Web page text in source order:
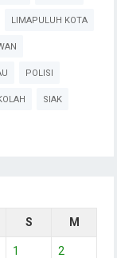
LIMAPULUH KOTA
POLISI
SIAK
S M
1 2